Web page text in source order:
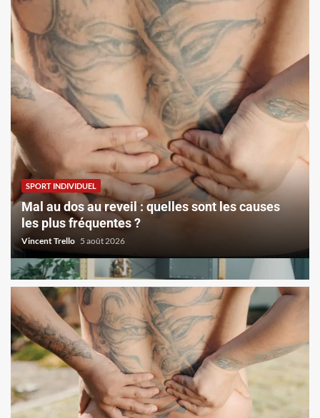
SPORT INDIVIDUEL
Mal au dos au reveil : quelles sont les causes
les plus fréquentes ?
Vincent Trello 5 août 2026